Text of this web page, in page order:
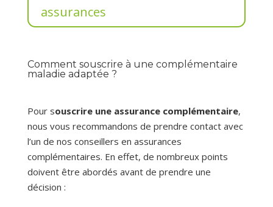
assurances
Comment souscrire à une complémentaire
maladie adaptée ?
Pour souscrire une assurance complémentaire,
nous vous recommandons de prendre contact avec
l’un de nos conseillers en assurances
complémentaires. En effet, de nombreux points
doivent être abordés avant de prendre une
décision :